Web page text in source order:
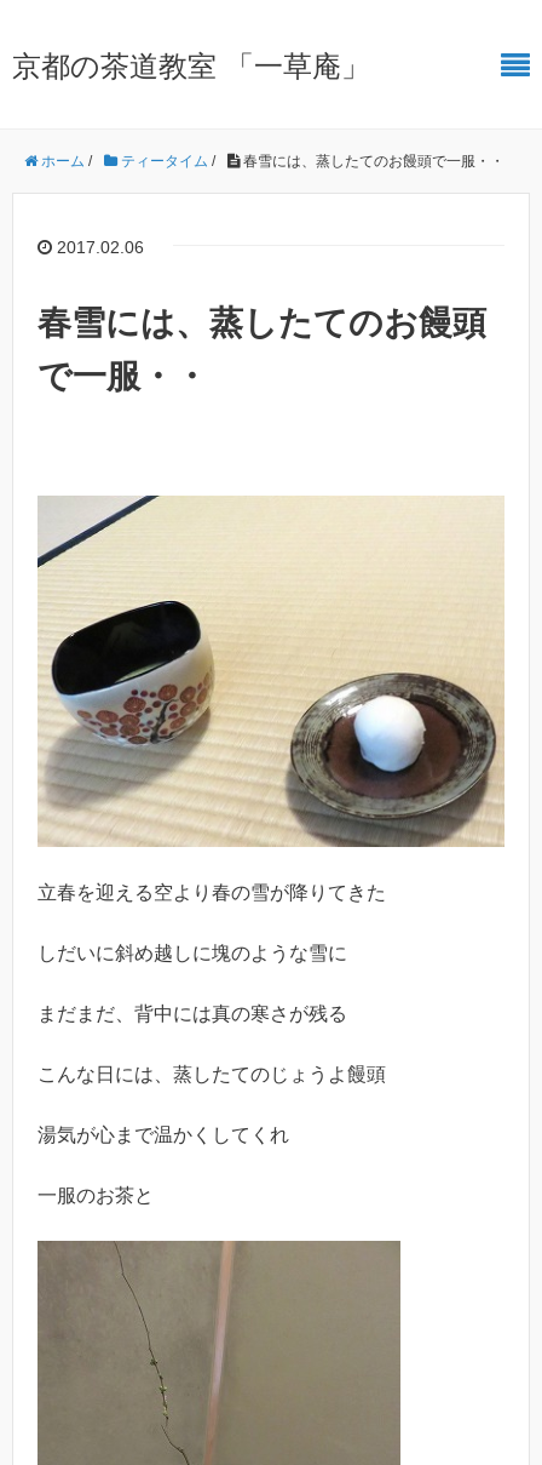
京都の茶道教室 「一草庵」
ホーム / ティータイム / 春雪には、蒸したてのお饅頭で一服・・
2017.02.06
春雪には、蒸したてのお饅頭
で一服・・
立春を迎える空より春の雪が降りてきた
しだいに斜め越しに塊のような雪に
まだまだ、背中には真の寒さが残る
こんな日には、蒸したてのじょうよ饅頭
湯気が心まで温かくしてくれ
一服のお茶と